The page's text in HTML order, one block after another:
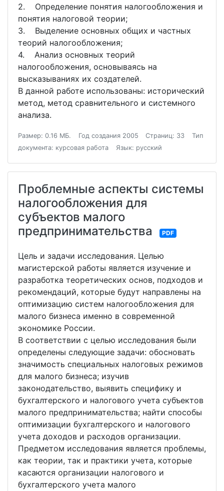
2. Определение понятия налогообложения и
понятия налоговой теории;
3. Выделение основных общих и частных
теорий налогообложения;
4. Анализ основных теорий
налогообложения, основываясь на
высказываниях их создателей.
В данной работе использованы: исторический
метод, метод сравнительного и системного
анализа.
Размер: 0.16 МБ. Год создания 2005 Страниц: 33
Тип
документа: курсовая работа
Язык: русский
Проблемные аспекты системы
налогообложения для
субъектов малого
предпринимательства
PDF
Цель и задачи исследования. Целью
магистерской работы является изучение и
разработка теоретических основ, подходов и
рекомендаций, которые будут направлены на
оптимизацию систем налогообложения для
малого бизнеса именно в современной
экономике России.
В соответствии с целью исследования были
определены следующие задачи: обосновать
значимость специальных налоговых режимов
для малого бизнеса; изучив
законодательство, выявить специфику и
бухгалтерского и налогового учета субъектов
малого предпринимательства; найти способы
оптимизации бухгалтерского и налогового
учета доходов и расходов организации.
Предметом исследования является проблемы,
как теории, так и практики учета, которые
касаются организации налогового и
бухгалтерского учета малого